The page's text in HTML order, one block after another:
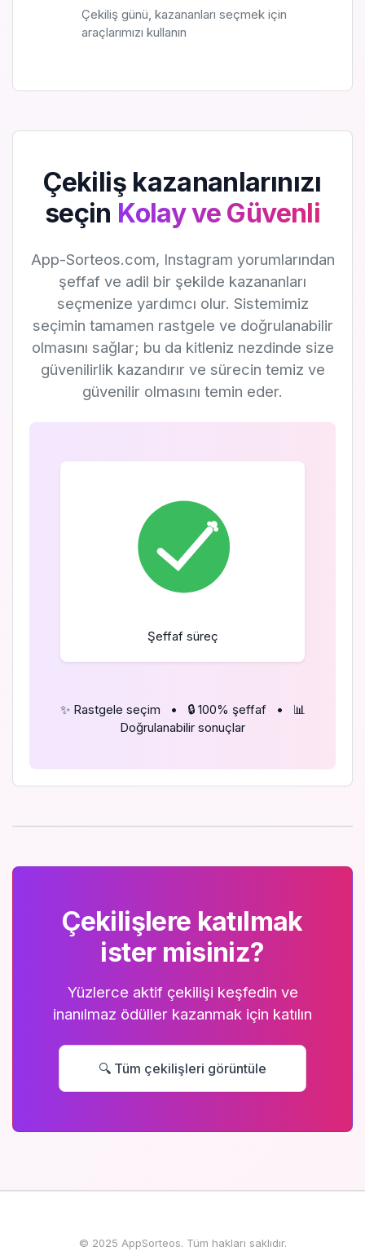
Çekiliş günü, kazananları seçmek için
araçlarımızı kullanın
Çekiliş kazananlarınızı
seçin Kolay ve Güvenli
App-Sorteos.com, Instagram yorumlarından
şeffaf ve adil bir şekilde kazananları
seçmenize yardımcı olur. Sistemimiz
seçimin tamamen rastgele ve doğrulanabilir
olmasını sağlar; bu da kitleniz nezdinde size
güvenilirlik kazandırır ve sürecin temiz ve
güvenilir olmasını temin eder.
Şeffaf süreç
✨ Rastgele seçim • 🔒 100% şeffaf •
📊
Doğrulanabilir sonuçlar
Çekilişlere katılmak
ister misiniz?
Yüzlerce aktif çekilişi keşfedin ve
inanılmaz ödüller kazanmak için katılın
🔍 Tüm çekilişleri görüntüle
© 2025 AppSorteos. Tüm hakları saklıdır.